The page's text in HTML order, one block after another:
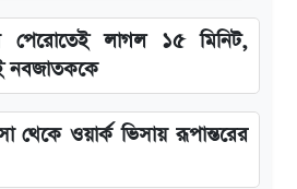
পেরোতেই লাগল ১৫ মিনিট,
নবজাতককে
থেকে ওয়ার্ক ভিসায় রূপান্তরের